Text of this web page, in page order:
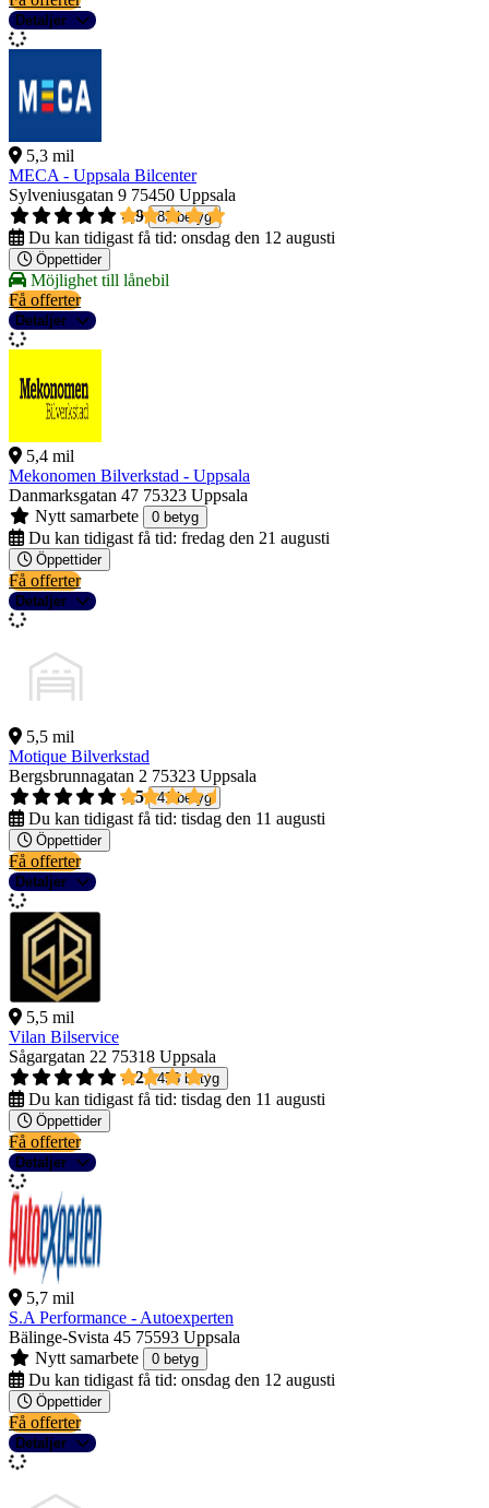
Detaljer
5,3 mil
MECA - Uppsala Bilcenter
Sylveniusgatan 9 75450 Uppsala
4,9
83 betyg
Du kan tidigast få tid: onsdag den 12 augusti
Öppettider
Möjlighet till lånebil
Få offerter
Detaljer
5,4 mil
Mekonomen Bilverkstad - Uppsala
Danmarksgatan 47 75323 Uppsala
Nytt samarbete
0 betyg
Du kan tidigast få tid: fredag den 21 augusti
Öppettider
Få offerter
Detaljer
5,5 mil
Motique Bilverkstad
Bergsbrunnagatan 2 75323 Uppsala
4,5
41 betyg
Du kan tidigast få tid: tisdag den 11 augusti
Öppettider
Få offerter
Detaljer
5,5 mil
Vilan Bilservice
Sågargatan 22 75318 Uppsala
4,2
458 betyg
Du kan tidigast få tid: tisdag den 11 augusti
Öppettider
Få offerter
Detaljer
5,7 mil
S.A Performance - Autoexperten
Bälinge-Svista 45 75593 Uppsala
Nytt samarbete
0 betyg
Du kan tidigast få tid: onsdag den 12 augusti
Öppettider
Få offerter
Detaljer